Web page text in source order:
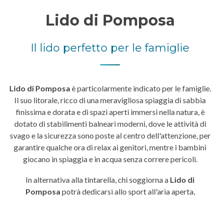
Lido di Pomposa
Il lido perfetto per le famiglie
Lido di Pomposa è particolarmente indicato per le famiglie.
Il suo litorale, ricco di una meravigliosa spiaggia di sabbia
finissima e dorata e di spazi aperti immersi nella natura, è
dotato di stabilimenti balneari moderni, dove le attività di
svago e la sicurezza sono poste al centro dell'attenzione, per
garantire qualche ora di relax ai genitori, mentre i bambini
giocano in spiaggia e in acqua senza correre pericoli.
In alternativa alla tintarella, chi soggiorna a Lido di
Pomposa potrà dedicarsi allo sport all'aria aperta,